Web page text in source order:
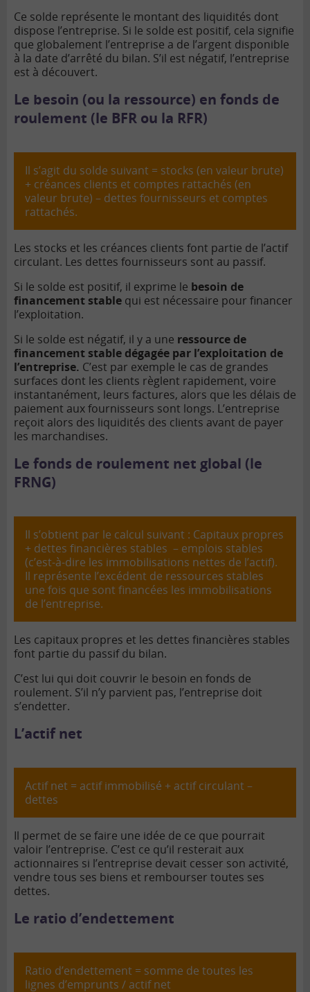
Ce solde représente le montant des liquidités dont
dispose l’entreprise. Si le solde est positif, cela signifie
que globalement l’entreprise a de l’argent disponible
à la date d’arrêté du bilan. S’il est négatif, l’entreprise
est à découvert.
Le besoin (ou la ressource) en fonds de
roulement (le BFR ou la RFR)
Il s’agit du solde suivant = stocks (en valeur brute)
+ créances clients et comptes rattachés (en
valeur brute) – dettes fournisseurs et comptes
rattachés.
Les stocks et les créances clients font partie de l’actif
circulant. Les dettes fournisseurs sont au passif.
Si le solde est positif, il exprime le besoin de
financement stable qui est nécessaire pour financer
l’exploitation.
Si le solde est négatif, il y a une ressource de
financement stable dégagée par l’exploitation de
l’entreprise. C’est par exemple le cas de grandes
surfaces dont les clients règlent rapidement, voire
instantanément, leurs factures, alors que les délais de
paiement aux fournisseurs sont longs. L’entreprise
reçoit alors des liquidités des clients avant de payer
les marchandises.
Le fonds de roulement net global (le
FRNG)
Il s’obtient par le calcul suivant : Capitaux propres
+ dettes financières stables – emplois stables
(c’est-à-dire les immobilisations nettes de l’actif).
Il représente l’excédent de ressources stables
une fois que sont financées les immobilisations
de l’entreprise.
Les capitaux propres et les dettes financières stables
font partie du passif du bilan.
C’est lui qui doit couvrir le besoin en fonds de
roulement. S’il n’y parvient pas, l’entreprise doit
s’endetter.
L’actif net
Actif net = actif immobilisé + actif circulant –
dettes
Il permet de se faire une idée de ce que pourrait
valoir l’entreprise. C’est ce qu’il resterait aux
actionnaires si l’entreprise devait cesser son activité,
vendre tous ses biens et rembourser toutes ses
dettes.
Le ratio d’endettement
Ratio d’endettement = somme de toutes les
lignes d’emprunts / actif net